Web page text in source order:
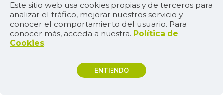
Este sitio web usa cookies propias y de terceros para
analizar el tráfico, mejorar nuestros servicio y
conocer el comportamiento del usuario. Para
conocer más, acceda a nuestra. Política de
Cookies.
ENTIENDO